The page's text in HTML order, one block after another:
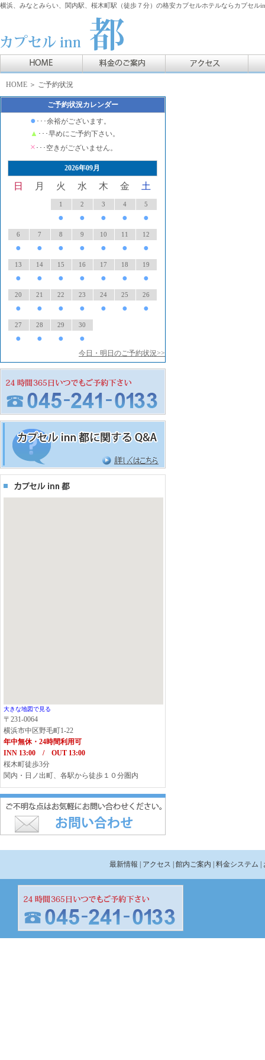
横浜、みなとみらい、関内駅、桜木町駅（徒歩７分）の格安カプセルホテルならカプセル
HOME ＞ ご予約状況
ご予約状況カレンダー
● ･･･余裕がございます。
▲ ･･･早めにご予約下さい。
× ･･･空きがございません。
2026年09月
日 月 火 水 木 金 土
1
●
2
●
3
●
4
●
5
●
6
●
7
●
8
●
9
●
10
●
11
●
12
●
13
●
14
●
15
●
16
●
17
●
18
●
19
●
20
●
21
●
22
●
23
●
24
●
25
●
26
●
27
●
28
●
29
●
30
●
今日・明日のご予約状況>>
大きな地図で見る
〒231-0064
横浜市中区野毛町1-22
年中無休・24時間利用可
INN 13:00 / OUT 13:00
桜木町徒歩3分
関内・日ノ出町、各駅から徒歩１０分圏内
最新情報 | アクセス | 館内ご案内 | 料金システム